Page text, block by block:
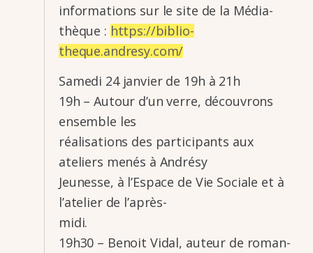
infor­ma­tions sur le site de la Média­
thèque : https://biblio­
theque.andresy.com/
Samedi 24 janvier de 19h à 21h
19h – Autour d’un verre, décou­vrons
ensemble les
réali­sa­tions des parti­ci­pants aux
ateliers menés à Andrésy
Jeunesse, à l’Es­pace de Vie Sociale et à
l’ate­lier de l’après-
midi.
19h30 – Benoit Vidal, auteur de roman-